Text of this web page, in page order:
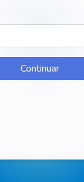
Continuar